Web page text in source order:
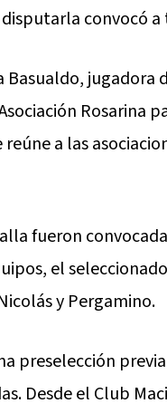
convocó
Basualdo,
Rosarina
a las
fueron
el
y Pergamino.
preselección
Desde el Club